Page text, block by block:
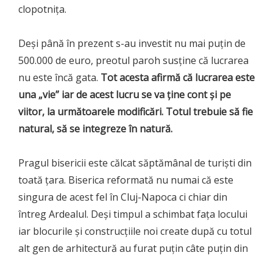
clopotnița.
Deși până în prezent s-au investit nu mai puțin de
500.000 de euro, preotul paroh susține că lucrarea
nu este încă gata. Tot acesta afirmă că lucrarea este
una „vie” iar de acest lucru se va ține cont și pe
viitor, la următoarele modificări. Totul trebuie să fie
natural, să se integreze în natură.
Pragul bisericii este călcat săptămânal de turiști din
toată țara. Biserica reformată nu numai că este
singura de acest fel în Cluj-Napoca ci chiar din
întreg Ardealul. Deși timpul a schimbat fața locului
iar blocurile și construcțiile noi create după cu totul
alt gen de arhitectură au furat puțin câte puțin din